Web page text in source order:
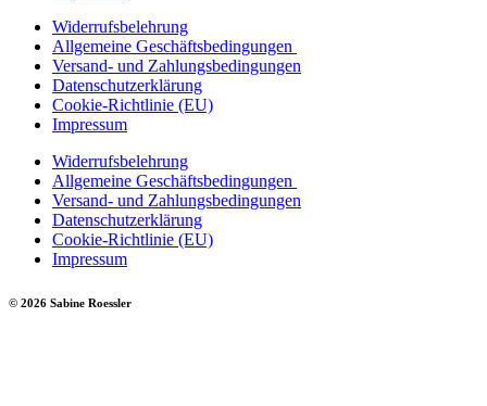
Widerrufsbelehrung
Allgemeine Geschäftsbedingungen
Versand- und Zahlungsbedingungen
Datenschutzerklärung
Cookie-Richtlinie (EU)
Impressum
Widerrufsbelehrung
Allgemeine Geschäftsbedingungen
Versand- und Zahlungsbedingungen
Datenschutzerklärung
Cookie-Richtlinie (EU)
Impressum
© 2026 Sabine Roessler